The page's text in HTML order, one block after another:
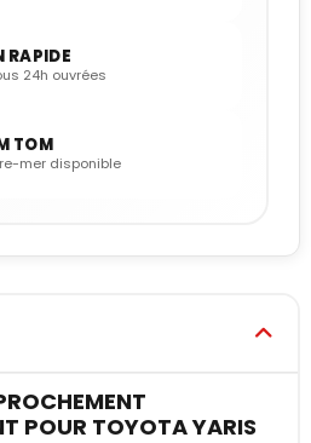
RAPIDE
24h ouvrées
TOM
mer disponible
POUR TOYOTA YARIS